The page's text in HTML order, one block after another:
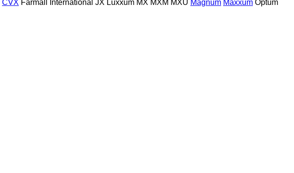
CVX Farmall International JX Luxxum MX MXM MXU Magnum Maxxum Optum